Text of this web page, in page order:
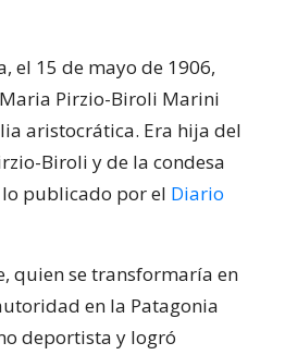
el 15 de mayo de 1906,
Pirzio-Biroli Marini
aristocrática. Era hija del
Biroli y de la condesa
publicado por el Diario
quien se transformaría en
en la Patagonia
deportista y logró